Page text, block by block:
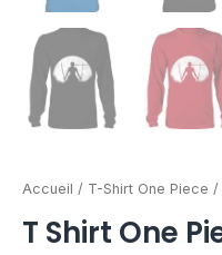
Accueil / T-Shirt One Piece /
T Shirt One